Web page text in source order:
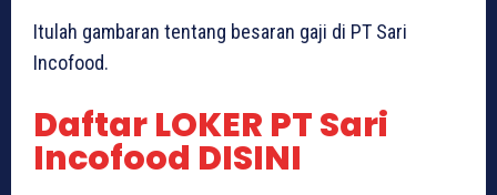
Itulah gambaran tentang besaran gaji di PT Sari
Incofood.
Daftar LOKER PT Sari
Incofood DISINI